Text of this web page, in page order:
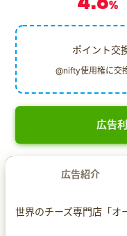
%
ポイント交
@nifty使用権に交
広告
広告紹介
世界のチーズ専門店「オ